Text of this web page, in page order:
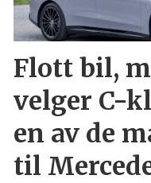
Flott bil,
velger C-
en av de
til